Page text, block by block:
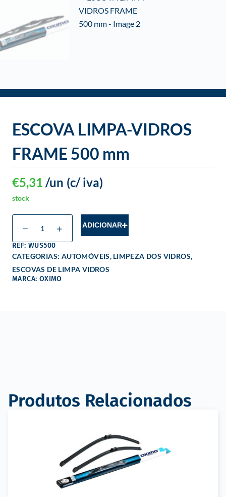
ESCOVA LIMPA-VIDROS
FRAME 500 mm
€5,31 (c/ iva)
/un
stock
ADICIONAR
REF: WUS500
CATEGORIAS: AUTOMÓVEIS, LIMPEZA DOS VIDROS,
ESCOVAS DE LIMPA VIDROS
MARCA: OXIMO
Produtos Relacionados